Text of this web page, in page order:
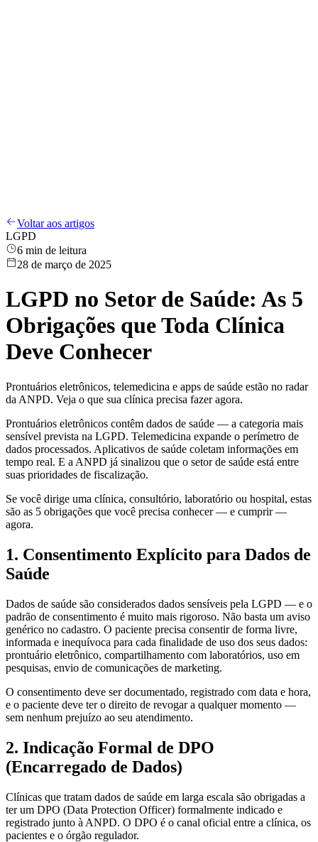
Voltar aos artigos
LGPD
6 min de leitura
28 de março de 2025
LGPD no Setor de Saúde: As 5
Obrigações que Toda Clínica
Deve Conhecer
Prontuários eletrônicos, telemedicina e apps de saúde estão no radar
da ANPD. Veja o que sua clínica precisa fazer agora.
Prontuários eletrônicos contêm dados de saúde — a categoria mais
sensível prevista na LGPD. Telemedicina expande o perímetro de
dados processados. Aplicativos de saúde coletam informações em
tempo real. E a ANPD já sinalizou que o setor de saúde está entre
suas prioridades de fiscalização.
Se você dirige uma clínica, consultório, laboratório ou hospital, estas
são as 5 obrigações que você precisa conhecer — e cumprir —
agora.
1. Consentimento Explícito para Dados de
Saúde
Dados de saúde são considerados dados sensíveis pela LGPD — e o
padrão de consentimento é muito mais rigoroso. Não basta um aviso
genérico no cadastro. O paciente precisa consentir de forma livre,
informada e inequívoca para cada finalidade de uso dos seus dados:
prontuário eletrônico, compartilhamento com laboratórios, uso em
pesquisas, envio de comunicações de marketing.
O consentimento deve ser documentado, registrado com data e hora,
e o paciente deve ter o direito de revogar a qualquer momento —
sem nenhum prejuízo ao seu atendimento.
2. Indicação Formal de DPO
(Encarregado de Dados)
Clínicas que tratam dados de saúde em larga escala são obrigadas a
ter um DPO (Data Protection Officer) formalmente indicado e
registrado junto à ANPD. O DPO é o canal oficial entre a clínica, os
pacientes e o órgão regulador.